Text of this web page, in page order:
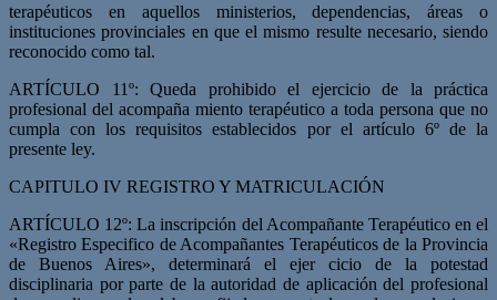
terapéuticos en aquellos ministerios, dependencias, áreas o
instituciones provinciales en que el mismo resulte necesario, siendo
reconocido como tal.
ARTÍCULO 11º: Queda prohibido el ejercicio de la práctica
profesional del acompaña­ miento terapéutico a toda persona que no
cumpla con los requisitos establecidos por el artículo 6º de la
presente ley.
CAPITULO IV REGISTRO Y MATRICULACIÓN
ARTÍCULO 12º: La inscripción del Acompañante Terapéutico en el
«Registro Especifico de Acompañantes Terapéuticos de la Provincia
de Buenos Aires», determinará el ejer­ cicio de la potestad
disciplinaria por parte de la autoridad de aplicación del profesional